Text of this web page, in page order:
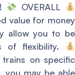
OVERALL
value for money
allow you to be
of flexibility.
on specific
you may be able